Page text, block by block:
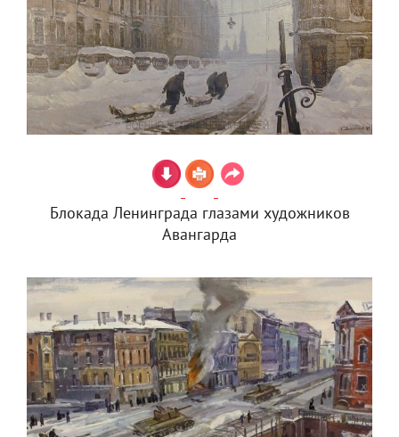
Блокада Ленинграда глазами художников
Авангарда